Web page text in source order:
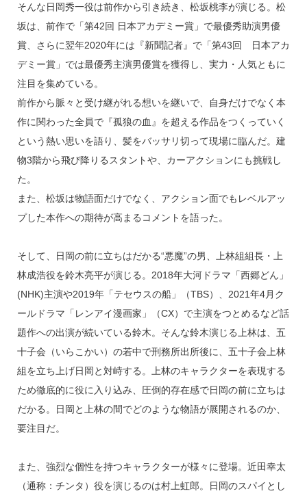
そんな日岡秀一役は前作から引き続き、松坂桃李が演じる。松
坂は、前作で「第42回 日本アカデミー賞」で最優秀助演男優
賞、さらに翌年2020年には『新聞記者』で「第43回 日本アカ
デミー賞」では最優秀主演男優賞を獲得し、実力・人気ともに
注目を集めている。
前作から脈々と受け継がれる想いを継いで、自身だけでなく本
作に関わった全員で『孤狼の血』を超える作品をつくっていく
という熱い思いを語り、髪をバッサリ切って現場に臨んだ。建
物3階から飛び降りるスタントや、カーアクションにも挑戦し
た。
また、松坂は物語面だけでなく、アクション面でもレベルアッ
プした本作への期待が高まるコメントを語った。
そして、日岡の前に立ちはだかる“悪魔”の男、上林組組長・上
林成浩役を鈴木亮平が演じる。2018年大河ドラマ「西郷どん」
(NHK)主演や2019年「テセウスの船」（TBS）、2021年4月ク
ールドラマ「レンアイ漫画家」（CX）で主演をつとめるなど話
題作への出演が続いている鈴木。そんな鈴木演じる上林は、五
十子会（いらこかい）の若中で刑務所出所後に、五十子会上林
組を立ち上げ日岡と対峙する。上林のキャラクターを表現する
ため徹底的に役に入り込み、圧倒的存在感で日岡の前に立ちは
だかる。日岡と上林の間でどのような物語が展開されるのか、
要注目だ。
また、強烈な個性を持つキャラクターが様々に登場。近田幸太
（通称：チンタ）役を演じるのは村上虹郎。日岡のスパイとし